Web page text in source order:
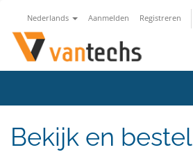
Nederlands Aanmelden Registreren
Bekijk en bestel